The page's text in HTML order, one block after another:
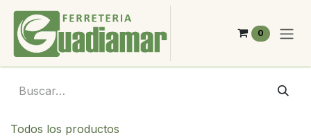
Ir al contenido
0
Todos los productos